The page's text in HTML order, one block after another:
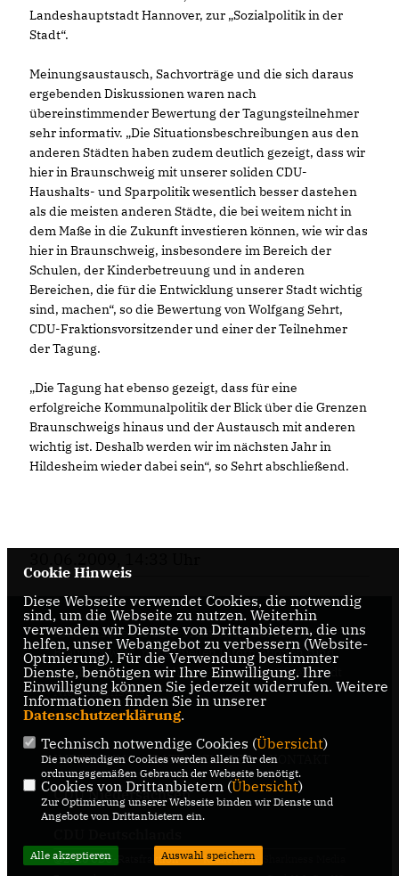
Landeshauptstadt Hannover, zur „Sozialpolitik in der
Stadt“.
Meinungsaustausch, Sachvorträge und die sich daraus
ergebenden Diskussionen waren nach
übereinstimmender Bewertung der Tagungsteilnehmer
sehr informativ. „Die Situationsbeschreibungen aus den
anderen Städten haben zudem deutlich gezeigt, dass wir
hier in Braunschweig mit unserer soliden CDU-
Haushalts- und Sparpolitik wesentlich besser dastehen
als die meisten anderen Städte, die bei weitem nicht in
dem Maße in die Zukunft investieren können, wie wir das
hier in Braunschweig, insbesondere im Bereich der
Schulen, der Kinderbetreuung und in anderen
Bereichen, die für die Entwicklung unserer Stadt wichtig
sind, machen“, so die Bewertung von Wolfgang Sehrt,
CDU-Fraktionsvorsitzender und einer der Teilnehmer
der Tagung.
Die Tagung hat ebenso gezeigt, dass für eine
erfolgreiche Kommunalpolitik der Blick über die Grenzen
Braunschweigs hinaus und der Austausch mit anderen
wichtig ist. Deshalb werden wir im nächsten Jahr in
Hildesheim wieder dabei sein“, so Sehrt abschließend.
Internetseite der CDU-Fraktion im Rat der Stadt
Braunschweig, mit aktuellen Informationen rund
um die Kommunalpolitik in der zweitgrößten Stadt
Niedersachsens.
IMPRESSUM DATENSCHUTZ KONTAKT
CDU Niedersachsen
@2026 CDU-Ratsfraktion
Realisation: Sharkness Media
Cookie Hinweis
Diese Webseite verwendet Cookies, die notwendig
sind, um die Webseite zu nutzen. Weiterhin
verwenden wir Dienste von Drittanbietern, die uns
helfen, unser Webangebot zu verbessern (Website-
Optmierung). Für die Verwendung bestimmter
Dienste, benötigen wir Ihre Einwilligung. Ihre
Einwilligung können Sie jederzeit widerrufen. Weitere
Informationen finden Sie in unserer
Datenschutzerklärung.
Technisch notwendige Cookies (Übersicht)
Die notwendigen Cookies werden allein für den
ordnungsgemäßen Gebrauch der Webseite benötigt.
Cookies von Drittanbietern (Übersicht)
Zur Optimierung unserer Webseite binden wir Dienste und
Angebote von Drittanbietern ein.
Alle akzeptieren Auswahl speichern